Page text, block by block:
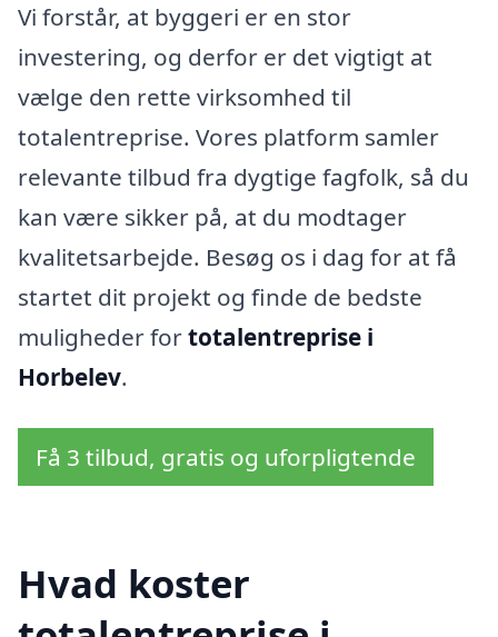
Vi forstår, at byggeri er en stor
investering, og derfor er det vigtigt at
vælge den rette virksomhed til
totalentreprise. Vores platform samler
relevante tilbud fra dygtige fagfolk, så du
kan være sikker på, at du modtager
kvalitetsarbejde. Besøg os i dag for at få
startet dit projekt og finde de bedste
muligheder fortotalentreprise i
Horbelev.
Få 3 tilbud, gratis og uforpligtende
Hvad koster